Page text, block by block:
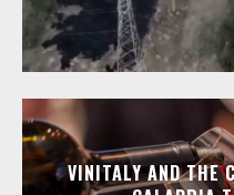
VINITALY AND THE